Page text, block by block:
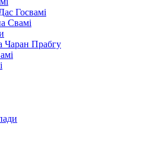
Госвамі
Свамі
Чаран Прабгу